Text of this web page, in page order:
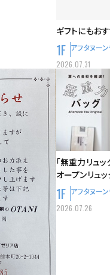
ギフトにもお
1F アフタヌー
2026.07.31
「無重力リュ
オープンリュ
1F アフタヌー
2026.07.26